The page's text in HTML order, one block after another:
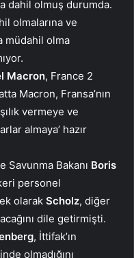
dahil olmuş durumda.
olmalarına ve
müdahil olma
Macron, France 2
Macron, Fransa’nın
vermeye ve
almaya’ hazır
Savunma Bakanı Boris
personel
olarak Scholz, diğer
dile getirmişti.
, İttifak’ın
olmadığını